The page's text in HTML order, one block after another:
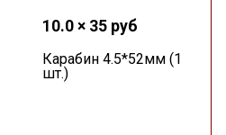
10.0 × 35 руб
Карабин 4.5*52мм (1
шт.)